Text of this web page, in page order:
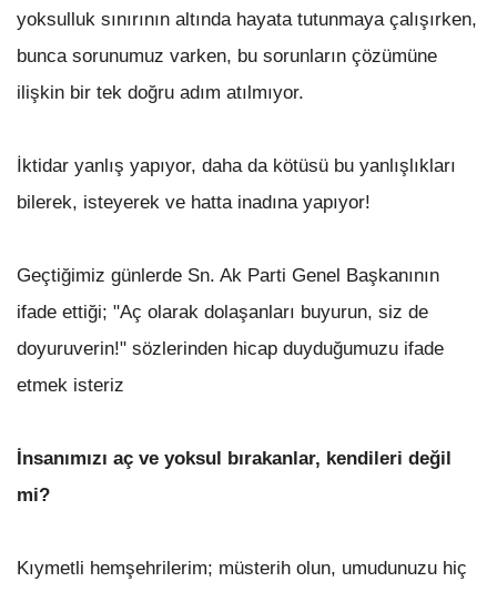
yoksulluk sınırının altında hayata tutunmaya çalışırken,
bunca sorunumuz varken, bu sorunların çözümüne
ilişkin bir tek doğru adım atılmıyor.
İktidar yanlış yapıyor, daha da kötüsü bu yanlışlıkları
bilerek, isteyerek ve hatta inadına yapıyor!
Geçtiğimiz günlerde Sn. Ak Parti Genel Başkanının
ifade ettiği; "Aç olarak dolaşanları buyurun, siz de
doyuruverin!" sözlerinden hicap duyduğumuzu ifade
etmek isteriz
İnsanımızı aç ve yoksul bırakanlar, kendileri değil
mi?
Kıymetli hemşehrilerim; müsterih olun, umudunuzu hiç